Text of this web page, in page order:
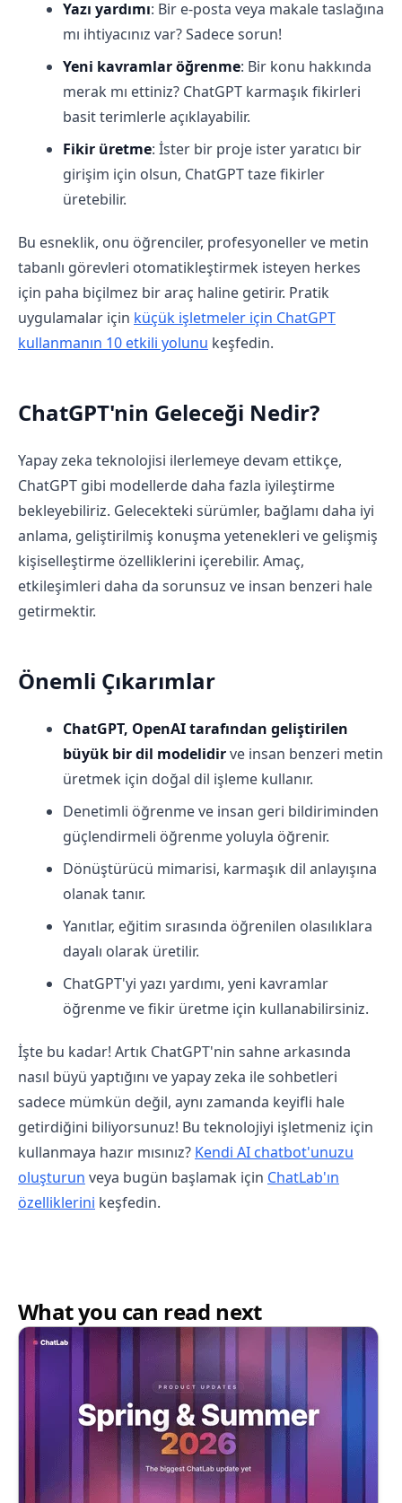
Yazı yardımı: Bir e-posta veya makale taslağına
mı ihtiyacınız var? Sadece sorun!
Yeni kavramlar öğrenme: Bir konu hakkında
merak mı ettiniz? ChatGPT karmaşık fikirleri
basit terimlerle açıklayabilir.
Fikir üretme: İster bir proje ister yaratıcı bir
girişim için olsun, ChatGPT taze fikirler
üretebilir.
Bu esneklik, onu öğrenciler, profesyoneller ve metin
tabanlı görevleri otomatikleştirmek isteyen herkes
için paha biçilmez bir araç haline getirir. Pratik
uygulamalar için küçük işletmeler için ChatGPT
kullanmanın 10 etkili yolunu keşfedin.
ChatGPT'nin Geleceği Nedir?
Yapay zeka teknolojisi ilerlemeye devam ettikçe,
ChatGPT gibi modellerde daha fazla iyileştirme
bekleyebiliriz. Gelecekteki sürümler, bağlamı daha iyi
anlama, geliştirilmiş konuşma yetenekleri ve gelişmiş
kişiselleştirme özelliklerini içerebilir. Amaç,
etkileşimleri daha da sorunsuz ve insan benzeri hale
getirmektir.
Önemli Çıkarımlar
ChatGPT, OpenAI tarafından geliştirilen
büyük bir dil modelidirve insan benzeri metin
üretmek için doğal dil işleme kullanır.
Denetimli öğrenme ve insan geri bildiriminden
güçlendirmeli öğrenme yoluyla öğrenir.
Dönüştürücü mimarisi, karmaşık dil anlayışına
olanak tanır.
Yanıtlar, eğitim sırasında öğrenilen olasılıklara
dayalı olarak üretilir.
ChatGPT'yi yazı yardımı, yeni kavramlar
öğrenme ve fikir üretme için kullanabilirsiniz.
İşte bu kadar! Artık ChatGPT'nin sahne arkasında
nasıl büyü yaptığını ve yapay zeka ile sohbetleri
sadece mümkün değil, aynı zamanda keyifli hale
getirdiğini biliyorsunuz! Bu teknolojiyi işletmeniz için
kullanmaya hazır mısınız? Kendi AI chatbot'unuzu
oluşturun veya bugün başlamak için ChatLab'ın
özelliklerini keşfedin.
What you can read next